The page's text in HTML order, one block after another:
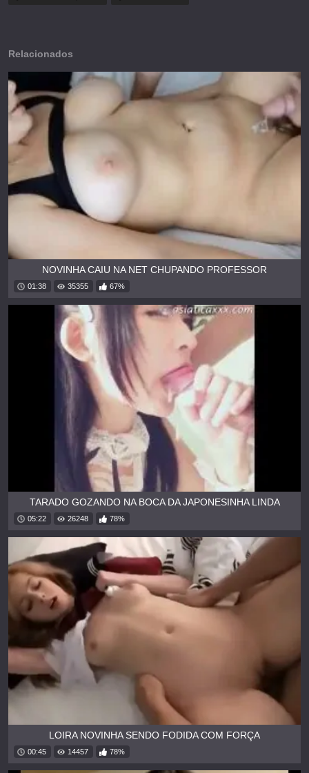
Relacionados
NOVINHA CAIU NA NET CHUPANDO PROFESSOR
01:38 35355 67%
TARADO GOZANDO NA BOCA DA JAPONESINHA LINDA
05:22 26248 78%
LOIRA NOVINHA SENDO FODIDA COM FORÇA
00:45 14457 78%